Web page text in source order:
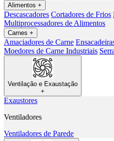
Alimentos +
Descascadores Cortadores de Frios
Multiprocessadores de Alimentos
Carnes +
Amaciadores de Carne
Moedores de Carne Industriais
Ventilação e Exaustação
+
Exaustores
Ventiladores
Ventiladores de Parede